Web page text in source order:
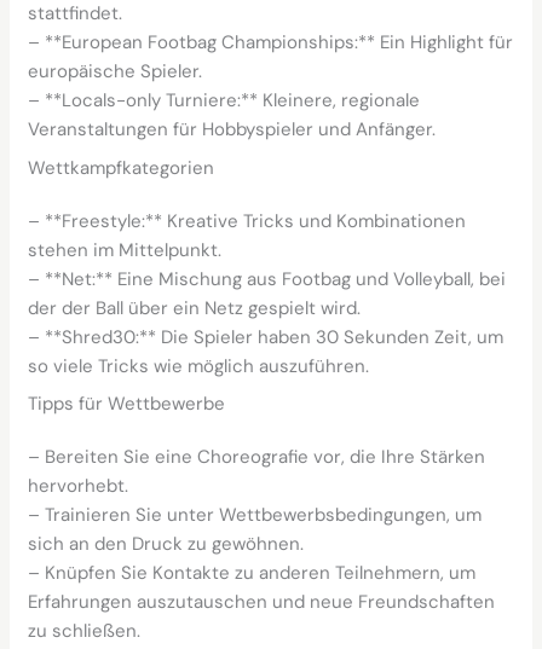
stattfindet.
– **European Footbag Championships:** Ein Highlight für
europäische Spieler.
– **Locals-only Turniere:** Kleinere, regionale
Veranstaltungen für Hobbyspieler und Anfänger.
Wettkampfkategorien
– **Freestyle:** Kreative Tricks und Kombinationen
stehen im Mittelpunkt.
– **Net:** Eine Mischung aus Footbag und Volleyball, bei
der der Ball über ein Netz gespielt wird.
– **Shred30:** Die Spieler haben 30 Sekunden Zeit, um
so viele Tricks wie möglich auszuführen.
Tipps für Wettbewerbe
– Bereiten Sie eine Choreografie vor, die Ihre Stärken
hervorhebt.
– Trainieren Sie unter Wettbewerbsbedingungen, um
sich an den Druck zu gewöhnen.
– Knüpfen Sie Kontakte zu anderen Teilnehmern, um
Erfahrungen auszutauschen und neue Freundschaften
zu schließen.